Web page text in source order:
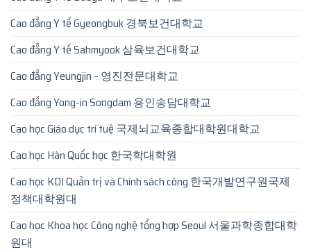
Cao đẳng Y tế Gyeongbuk 경북보건대학교
Cao đẳng Y tế Sahmyook 삼육보건대학교
Cao đẳng Yeungjin – 영진전문대학교
Cao đẳng Yong-in Songdam 용인송담대학교
Cao học Giáo dục trí tuệ 국제뇌교육종합대학원대학교
Cao học Hàn Quốc học 한국학대학원
Cao học KDI Quản trị và Chính sách công 한국개발연구원국제
정책대학원대
Cao học Khoa học Công nghệ tổng hợp Seoul 서울과학종합대학
원대